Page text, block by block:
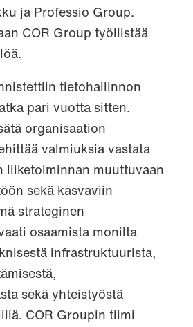
ja Professio Group.
COR Group työllistää
tietohallinnon
pari vuotta sitten.
organisaation
valmiuksia vastata
liiketoiminnan muuttuvaan
sekä kasvaviin
strateginen
osaamista monilta
infrastruktuurista,
sekä yhteistyöstä
COR Groupin tiimi